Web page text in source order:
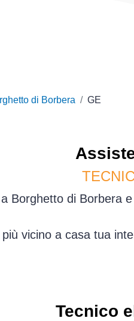
di Borbera GE
Borghetto di Borbera
vicino a casa tua
Tecnico